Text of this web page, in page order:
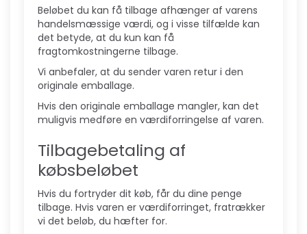
Beløbet du kan få tilbage afhænger af varens
handelsmæssige værdi, og i visse tilfælde kan
det betyde, at du kun kan få
fragtomkostningerne tilbage.
Vi anbefaler, at du sender varen retur i den
originale emballage.
Hvis den originale emballage mangler, kan det
muligvis medføre en værdiforringelse af varen.
Tilbagebetaling af
købsbeløbet
Hvis du fortryder dit køb, får du dine penge
tilbage. Hvis varen er værdiforringet, fratrækker
vi det beløb, du hæfter for.